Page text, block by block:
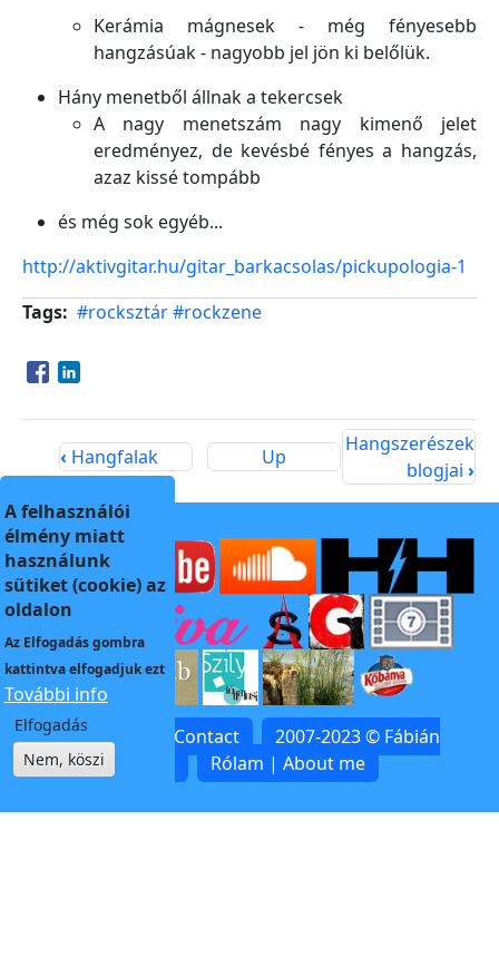
Kerámia mágnesek - még fényesebb
hangzásúak - nagyobb jel jön ki belőlük.
Hány menetből állnak a tekercsek
A nagy menetszám nagy kimenő jelet
eredményez, de kevésbé fényes a hangzás,
azaz kissé tompább
és még sok egyéb...
http://aktivgitar.hu/gitar_barkacsolas/pickupologia-1
Tags #rocksztár#rockzene
Opens in a new window
Opens in a new window
‹ Hangfalak Up
Hangszerészek
blogjai›
Kapcsolat | Contact
2007-2023 © Fábián
Rólam | About me
A felhasználói
élmény miatt
használunk
sütiket (cookie) az
oldalon
Az Elfogadásgombra
kattintva elfogadjuk ezt
További info
Elfogadás
Nem, köszi